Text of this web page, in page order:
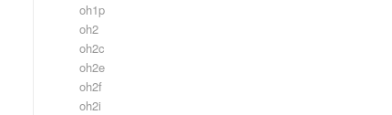
oh1p
oh2
oh2c
oh2e
oh2f
oh2i